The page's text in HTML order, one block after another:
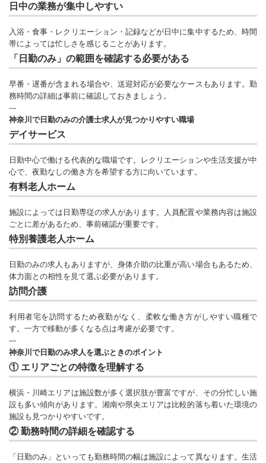
日中の業務が集中しやすい
入浴・食事・レクリエーション・記録などが日中に集中するため、時間
帯によっては忙しさを感じることがあります。
「日勤のみ」の範囲を確認する必要がある
早番・遅番が含まれる場合や、送迎対応が必要なケースもあります。勤
務時間の詳細は事前に確認しておきましょう。
---
神奈川で日勤のみの介護士求人が見つかりやすい職場
デイサービス
日勤中心で働ける代表的な職場です。レクリエーションや生活支援が中
心で、夜勤なしの働き方を希望する方に向いています。
有料老人ホーム
施設によっては日勤専従の求人があります。人員配置や業務内容は施設
ごとに差があるため、事前確認が重要です。
特別養護老人ホーム
日勤のみの求人もありますが、身体介助の比重が高い場合もあるため、
体力面との相性を見て選ぶ必要があります。
訪問介護
利用者宅を訪問するため夜勤がなく、柔軟な働き方がしやすい職種で
す。一方で移動が多くなる点は考慮が必要です。
---
神奈川で日勤のみ求人を選ぶときのポイント
① エリアごとの特徴を理解する
横浜・川崎エリアは施設数が多く選択肢が豊富ですが、その分忙しい施
設も多い傾向があります。湘南や県央エリアは比較的落ち着いた環境の
施設も見つかりやすいです。
② 勤務時間の詳細を確認する
「日勤のみ」といっても勤務時間の幅は施設によって異なります。生活